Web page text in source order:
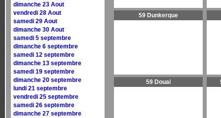
dimanche 23 Aout
vendredi 28 Aout
samedi 29 Aout
dimanche 30 Aout
samedi 5 septembre
dimanche 6 septembre
samedi 12 septembre
dimanche 13 septembre
samedi 19 septembre
dimanche 20 septembre
lundi 21 septembre
vendredi 25 septembre
samedi 26 septembre
dimanche 27 septembre
59 Dunkerque
59 Douai